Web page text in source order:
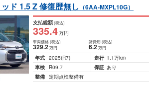
ド 1.5 Z 修復歴無し （6AA-MXPL10G）
支払総額(税込)
335.4万円
車両価格(税込)
329.2万円
諸費用 (税込)
6.2 万円
年式 2025(R7) 走行 1.1万km
車検
R09.7 保証 あり
整備 定期点検整備有